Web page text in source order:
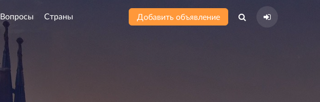
Вопросы Страны Добавить объявление